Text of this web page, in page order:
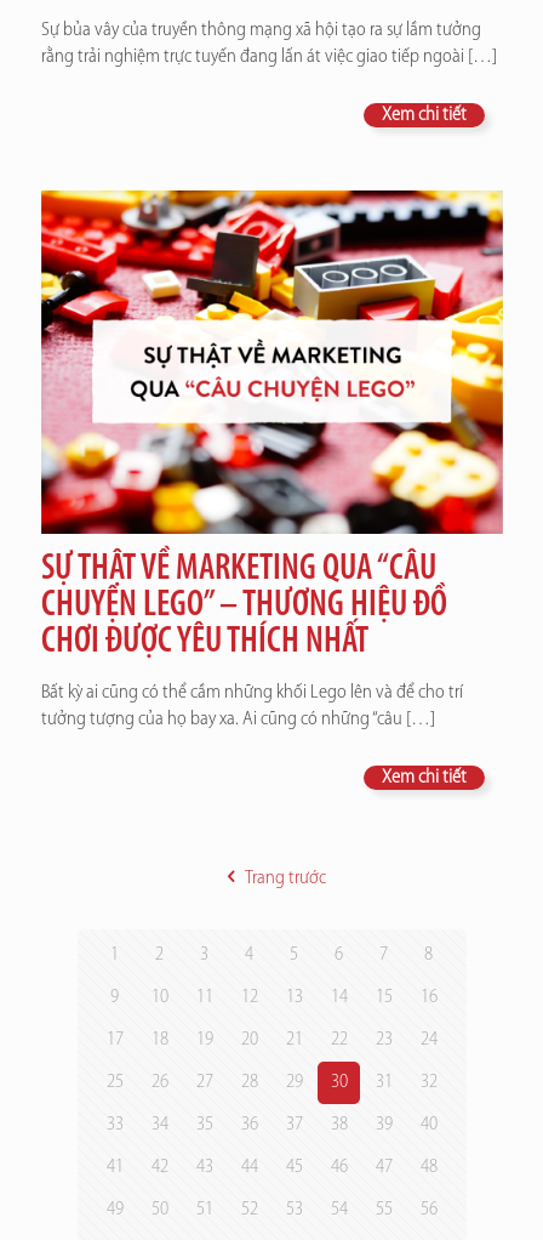
Sự bủa vây của truyền thông mạng xã hội tạo ra sự lầm tưởng
rằng trải nghiệm trực tuyến đang lấn át việc giao tiếp ngoài […]
Xem chi tiết
SỰ THẬT VỀ MARKETING QUA “CÂU
CHUYỆN LEGO” – THƯƠNG HIỆU ĐỒ
CHƠI ĐƯỢC YÊU THÍCH NHẤT
Bất kỳ ai cũng có thể cầm những khối Lego lên và để cho trí
tưởng tượng của họ bay xa. Ai cũng có những “câu […]
Xem chi tiết
Trang trước
1 2 3 4 5 6 7 8
9 10 11 12 13 14 15 16
17 18 19 20 21 22 23 24
25 26 27 28 29 30 31 32
33 34 35 36 37 38 39 40
41 42 43 44 45 46 47 48
49 50 51 52 53 54 55 56